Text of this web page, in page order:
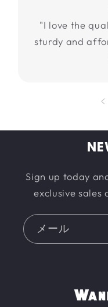
"I love the
sturdy and
Sign up today
exclusive sales
メール